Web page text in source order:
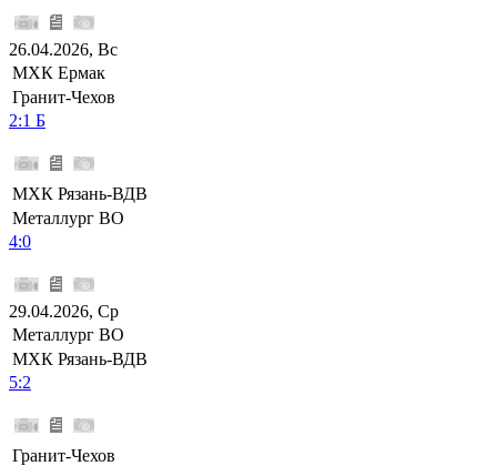
26.04.2026, Вс
МХК Ермак
Гранит-Чехов
2:1 Б
МХК Рязань-ВДВ
Металлург ВО
4:0
29.04.2026, Ср
Металлург ВО
МХК Рязань-ВДВ
5:2
Гранит-Чехов